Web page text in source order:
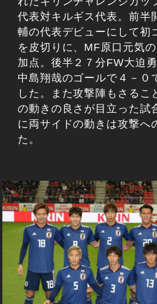
代表対キルギス代表。前半
輔の代表デビューにして初
を皮切りに、MF原口元気
加点。後半２７分FW大迫
中島翔哉のゴールで４－０
した。また攻撃陣もさるこ
の動きの良さが目立った試
に両サイドの動きは攻撃へ
た。